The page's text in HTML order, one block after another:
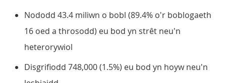
Nododd 43.4 miliwn o bobl (89.4% o'r boblogaeth
16 oed a throsodd) eu bod yn strêt neu'n
heterorywiol
Disgrifiodd 748,000 (1.5%) eu bod yn hoyw neu'n